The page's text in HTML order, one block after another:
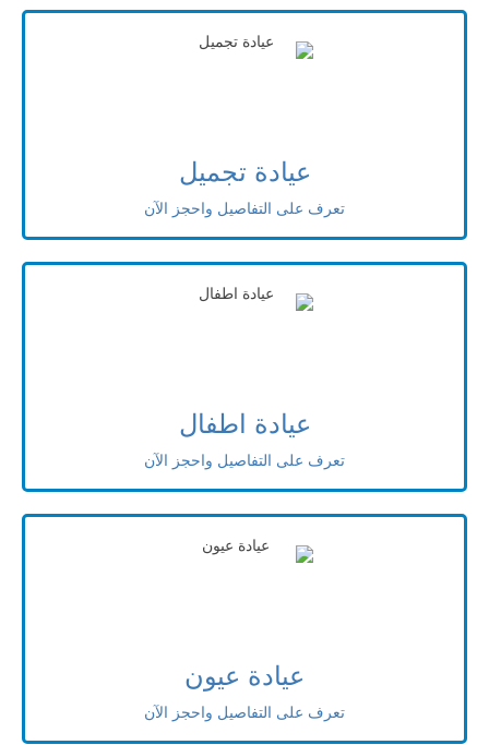
عيادة تجميل
تعرف على التفاصيل واحجز الآن
عيادة اطفال
تعرف على التفاصيل واحجز الآن
عيادة عيون
تعرف على التفاصيل واحجز الآن